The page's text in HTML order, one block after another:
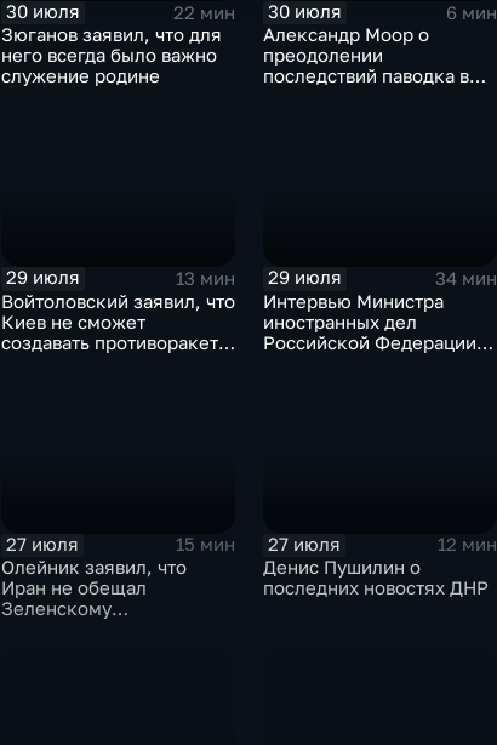
30 июля
22 мин
Зюганов заявил, что для
него всегда было важно
служение родине
30 июля
6 мин
Александр Моор о
преодолении
последствий паводка в
29 июля
13 мин
Войтоловский заявил, что
Киев не сможет
создавать противоракеты
29 июля
34 мин
Интервью Министра
иностранных дел
Российской Федерации,
27 июля
15 мин
Олейник заявил, что
Иран не обещал
Зеленскому
27 июля
12 мин
Денис Пушилин о
последних новостях ДНР